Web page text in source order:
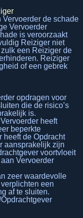
de schade
Vervoerder
is veroorzaakt
Reiziger niet
een Reiziger de
Reiziger
of een gebrek
opdragen voor
die de risico’s
is.
heeft
beperkte
heeft de Opdracht
aansprakelijk zijn
voortvloeit
Vervoerder
zeer waardevolle
een
af te sluiten.